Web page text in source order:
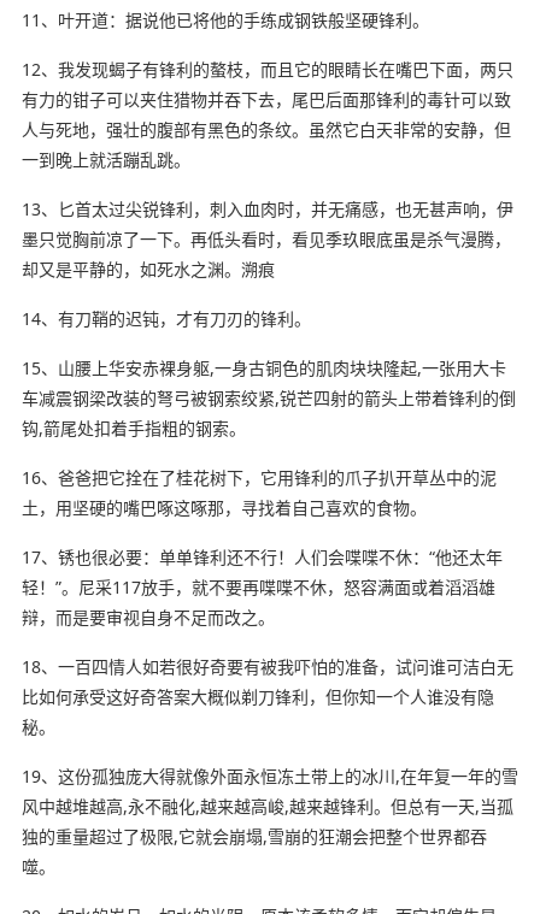
11、叶开道：据说他已将他的手练成钢铁般坚硬锋利。
12、我发现蝎子有锋利的螯枝，而且它的眼睛长在嘴巴下面，两只
有力的钳子可以夹住猎物并吞下去，尾巴后面那锋利的毒针可以致
人与死地，强壮的腹部有黑色的条纹。虽然它白天非常的安静，但
一到晚上就活蹦乱跳。
13、匕首太过尖锐锋利，刺入血肉时，并无痛感，也无甚声响，伊
墨只觉胸前凉了一下。再低头看时，看见季玖眼底虽是杀气漫腾，
却又是平静的，如死水之渊。溯痕
14、有刀鞘的迟钝，才有刀刃的锋利。
15、山腰上华安赤裸身躯,一身古铜色的肌肉块块隆起,一张用大卡
车减震钢梁改装的弩弓被钢索绞紧,锐芒四射的箭头上带着锋利的倒
钩,箭尾处扣着手指粗的钢索。
16、爸爸把它拴在了桂花树下，它用锋利的爪子扒开草丛中的泥
土，用坚硬的嘴巴啄这啄那，寻找着自己喜欢的食物。
17、锈也很必要：单单锋利还不行！人们会喋喋不休：“他还太年
轻！”。尼采117放手，就不要再喋喋不休，怒容满面或着滔滔雄
辩，而是要审视自身不足而改之。
18、一百四情人如若很好奇要有被我吓怕的准备，试问谁可洁白无
比如何承受这好奇答案大概似剃刀锋利，但你知一个人谁没有隐
秘。
19、这份孤独庞大得就像外面永恒冻土带上的冰川,在年复一年的雪
风中越堆越高,永不融化,越来越高峻,越来越锋利。但总有一天,当孤
独的重量超过了极限,它就会崩塌,雪崩的狂潮会把整个世界都吞
噬。